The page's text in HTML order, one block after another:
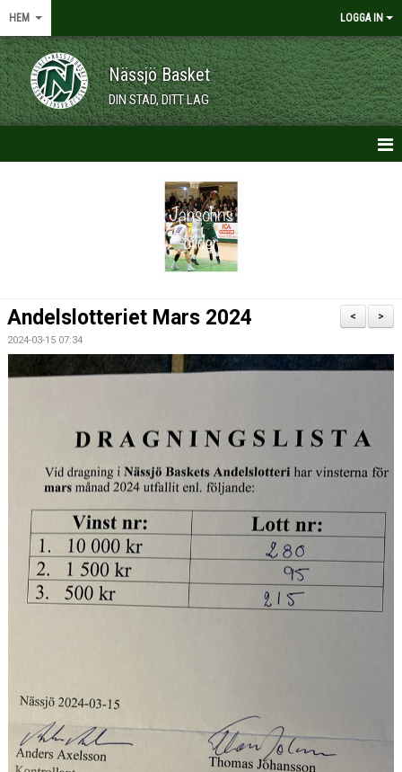
HEM LOGGA IN
Nässjö Basket
DIN STAD, DITT LAG
VÅRA LAG/TRÄNARE
MEDLEMSKAP
ALF HÅKANSSONS MINNESFOND
>
<
Andelslotteriet Mars 2024
2024-03-15 07:34